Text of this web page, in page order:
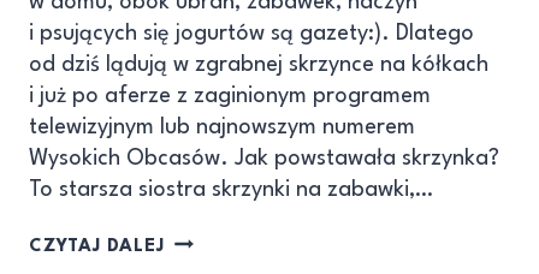
i psujących się jogurtów są gazety:). Dlatego
od dziś lądują w zgrabnej skrzynce na kółkach
i już po aferze z zaginionym programem
telewizyjnym lub najnowszym numerem
Wysokich Obcasów. Jak powstawała skrzynka?
To starsza siostra skrzynki na zabawki,…
CZYTAJ DALEJ